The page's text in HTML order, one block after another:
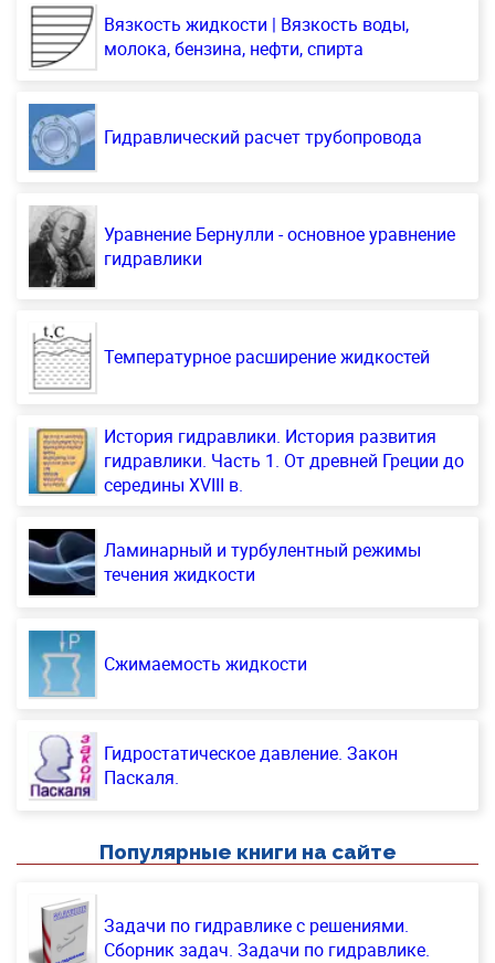
Вязкость жидкости | Вязкость воды,
молока, бензина, нефти, спирта
Гидравлический расчет трубопровода
Уравнение Бернулли - основное уравнение
гидравлики
Температурное расширение жидкостей
История гидравлики. История развития
гидравлики. Часть 1. От древней Греции до
середины XVIII в.
Ламинарный и турбулентный режимы
течения жидкости
Сжимаемость жидкости
Гидростатическое давление. Закон
Паскаля.
Популярные книги на сайте
Задачи по гидравлике с решениями.
Сборник задач. Задачи по гидравлике.